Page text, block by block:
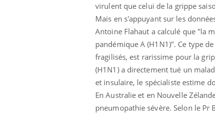
virulent que celui de la grippe
Mais en s'appuyant sur les
Antoine Flahaut a calculé que "la
pandémique A (H1N1)". Ce type
fragilisés, est rarissime pour la
(H1N1) a directement tué un
et insulaire, le spécialiste estime
En Australie et en Nouvelle
pneumopathie sévère. Selon le Pr